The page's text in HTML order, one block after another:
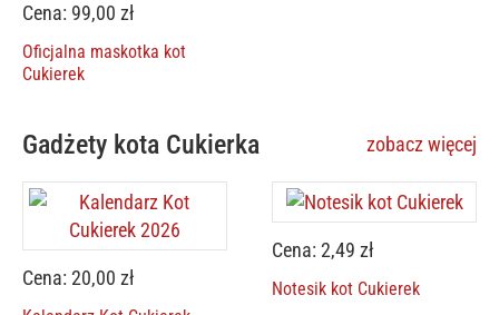
Cena: 99,00 zł
Oficjalna maskotka kot
Cukierek
Gadżety kota Cukierka zobacz więcej
Cena: 20,00 zł
Cena: 2,49 zł
Notesik kot Cukierek